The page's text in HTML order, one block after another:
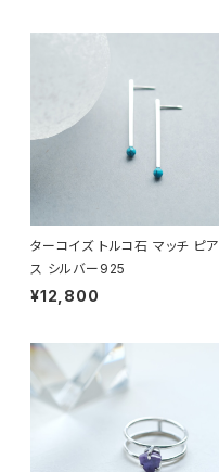
ターコイズ トルコ石 マッチ ピア
ス シルバー925
¥12,800